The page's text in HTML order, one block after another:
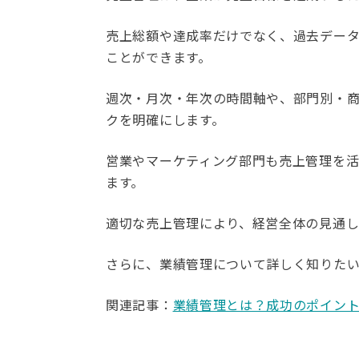
売上総額や達成率だけでなく、過去デー
ことができます。
週次・月次・年次の時間軸や、部門別・
クを明確にします。
営業やマーケティング部門も売上管理を
ます。
適切な売上管理により、経営全体の見通
さらに、業績管理について詳しく知りた
関連記事： 業績管理とは？成功のポイン